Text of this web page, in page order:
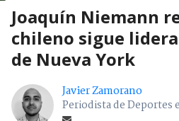
Joaquín Niemann
chileno sigue
de Nueva York
Javier Zamorano
Periodista de Deportes